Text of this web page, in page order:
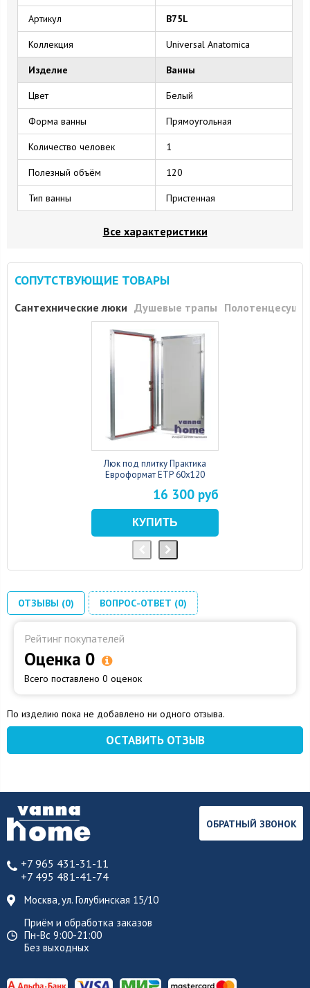
Артикул B75L
Коллекция Universal Anatomica
Изделие Ванны
Цвет Белый
Форма ванны Прямоугольная
Количество человек 1
Полезный объём 120
Тип ванны Пристенная
Все характеристики
СОПУТСТВУЮЩИЕ ТОВАРЫ
Сантехнические люки Душевые трапы
Люк под плитку Практика
Евроформат ЕТР 60x120
16 300 руб
ОТЗЫВЫ (0) ВОПРОС-ОТВЕТ (0)
Рейтинг покупателей
Оценка 0
Всего поставлено 0 оценок
По изделию пока не добавлено ни одного отзыва.
ОСТАВИТЬ ОТЗЫВ
+7 965 431-31-11
+7 495 481-41-74
Москва, ул. Голубинская 15/10
Приём и обработка заказов
Пн-Вс 9:00-21:00
Без выходных
ОБРАТНЫЙ ЗВОНОК